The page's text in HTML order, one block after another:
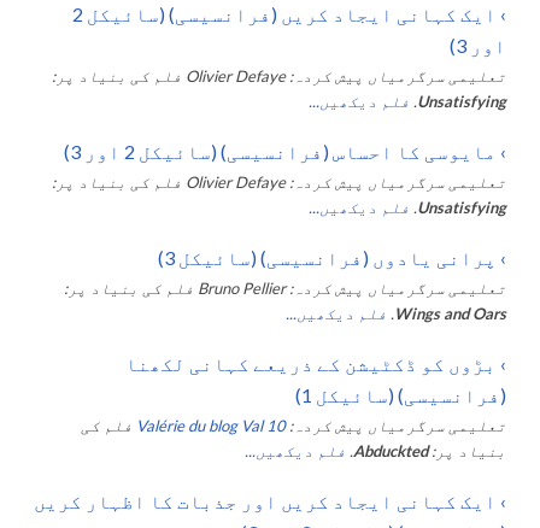
›
ایک کہانی ایجاد کریں (فرانسیسی) (سائیکل 2
اور 3)
تعلیمی سرگرمیاں پیش کردہ: Olivier Defaye فلم کی بنیاد پر:
Unsatisfying
. فلم دیکھیں...
› مایوسی کا احساس (فرانسیسی) (سائیکل 2 اور 3)
تعلیمی سرگرمیاں پیش کردہ: Olivier Defaye فلم کی بنیاد پر:
Unsatisfying
. فلم دیکھیں...
› پرانی یادوں (فرانسیسی) (سائیکل 3)
تعلیمی سرگرمیاں پیش کردہ: Bruno Pellier فلم کی بنیاد پر:
Wings and Oars
. فلم دیکھیں...
› بڑوں کو ڈکٹیشن کے ذریعے کہانی لکھنا
(فرانسیسی) (سائیکل 1)
تعلیمی سرگرمیاں پیش کردہ: Valérie du blog Val 10 فلم کی
بنیاد پر: Abduckted
. فلم دیکھیں...
› ایک کہانی ایجاد کریں اور جذبات کا اظہار کریں